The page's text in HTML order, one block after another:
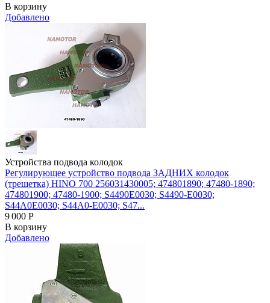
В корзину
Добавлено
Устройства подвода колодок
Регулирующее устройство подвода ЗАДНИХ колодок
(трещетка) HINO 700 256031430005; 474801890; 47480-1890;
474801900; 47480-1900; S4490E0030; S4490-E0030;
S44A0E0030; S44A0-E0030; S47...
9 000 Р
В корзину
Добавлено